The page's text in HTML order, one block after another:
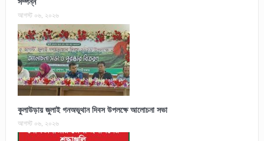
আগস্ট ০৬, ২০২৬
কুলাউড়ায় জুলাই গনঅভূথান দিবস উপলক্ষে আলোচনা সভা
আগস্ট ০৬, ২০২৬